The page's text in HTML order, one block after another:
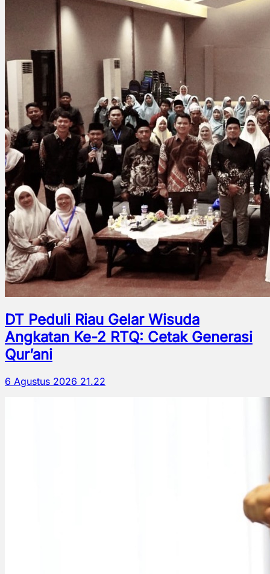
DT Peduli Riau Gelar Wisuda
Angkatan Ke-2 RTQ: Cetak Generasi
Qur’ani
6 Agustus 2026 21.22